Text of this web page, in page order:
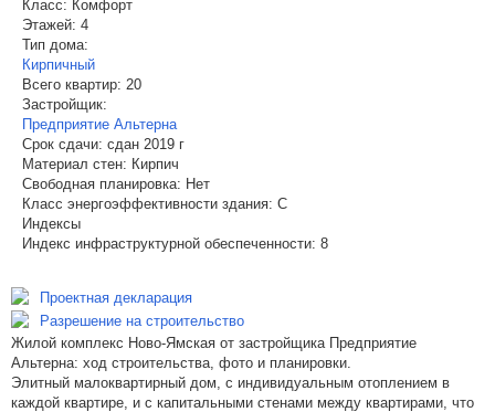
Класс: Комфорт
Этажей: 4
Тип дома:
Кирпичный
Всего квартир: 20
Застройщик:
Предприятие Альтерна
Срок сдачи: сдан 2019 г
Материал стен: Кирпич
Свободная планировка: Нет
Класс энергоэффективности здания: C
Индексы
Индекс инфраструктурной обеспеченности: 8
Проектная декларация
Разрешение на строительство
Жилой комплекс Ново-Ямская от застройщика Предприятие
Альтерна: ход строительства, фото и планировки.
Элитный малоквартирный дом, с индивидуальным отоплением в
каждой квартире, и с капитальными стенами между квартирами, что